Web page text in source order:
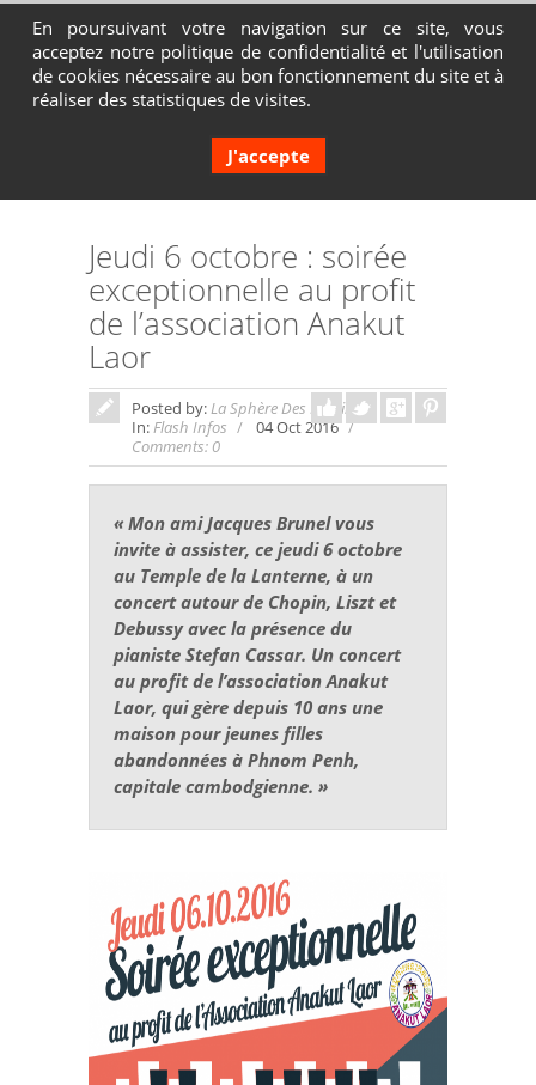
Contactez-nous au 04 72 65 05 80
Jeudi 6 octobre : soirée
exceptionnelle au profit
de l’association Anakut
Laor
Posted by:La Sphère Des Possibles
In:Flash Infos
04 Oct 2016
Comments: 0
« Mon ami Jacques Brunel vous
invite à assister, ce jeudi 6 octobre
au Temple de la Lanterne, à un
concert autour de Chopin, Liszt et
Debussy avec la présence du
pianiste Stefan Cassar. Un concert
au profit de l’association Anakut
Laor, qui gère depuis 10 ans une
maison pour jeunes filles
abandonnées à Phnom Penh,
capitale cambodgienne. »
En poursuivant votre navigation sur ce site, vous
acceptez notre politique de confidentialité et l'utilisation
de cookies nécessaire au bon fonctionnement du site et à
réaliser des statistiques de visites.
J'accepte